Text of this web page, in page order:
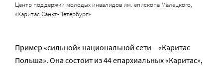
Центр поддержки молодых инвалидов им. епископа Малецкого,
«Каритас Санкт-Петербург»
Пример «сильной» национальной сети – «Каритас
Польша». Она состоит из 44 епархиальных «Каритас»,